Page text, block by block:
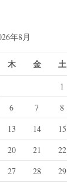
年8月
木 金 土
1
6 7 8
13 14 15
20 21 22
27 28 29